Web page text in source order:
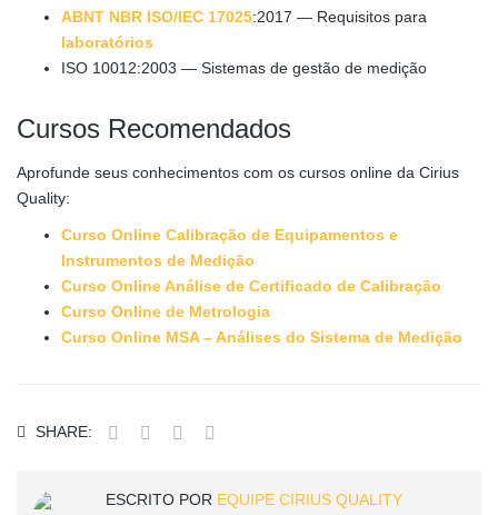
ABNT NBR ISO/IEC 17025:2017 — Requisitos para
laboratórios
ISO 10012:2003 — Sistemas de gestão de medição
Cursos Recomendados
Aprofunde seus conhecimentos com os cursos online da Cirius
Quality:
Curso Online Calibração de Equipamentos e
Instrumentos de Medição
Curso Online Análise de Certificado de Calibração
Curso Online de Metrologia
Curso Online MSA – Análises do Sistema de Medição
SHARE:
ESCRITO POR EQUIPE CIRIUS QUALITY